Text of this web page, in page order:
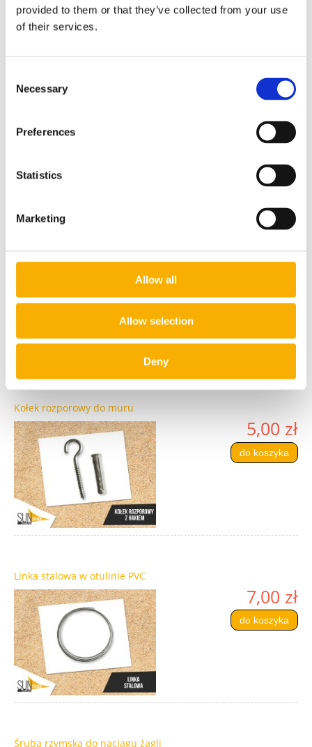
provided to them or that they’ve collected from your use
of their services.
Selection
Necessary
Preferences
Statistics
Marketing
Allow all
Allow selection
Deny
5,00 zł
6,00 zł
Kołek rozporowy do muru
5,00 zł
do koszyka
Linka stalowa w otulinie PVC
7,00 zł
do koszyka
Śruba rzymska do naciągu żagli